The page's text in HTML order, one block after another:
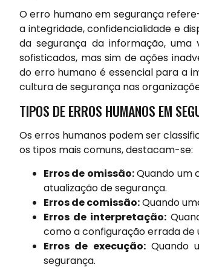
O erro humano em segurança
a integridade, confidencialidade e
da segurança da informação,
sofisticados, mas sim de ações
do erro humano é essencial para a
cultura de segurança nas
TIPOS DE ERROS HUMANOS EM
Os erros humanos podem ser
os tipos mais comuns, destacam-se:
Erros de omissão:Quando um
atualização de segurança.
Erros de comissão:Quando
Erros de interpretação:
como a configuração errada de
Erros de execução:Quando
segurança.